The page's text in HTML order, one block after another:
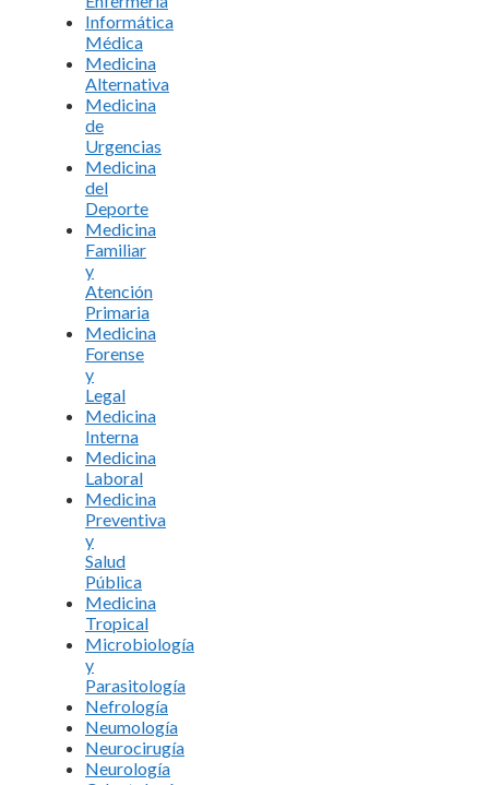
Informática
Médica
Medicina
Alternativa
Medicina
de
Urgencias
Medicina
del
Deporte
Medicina
Familiar
y
Atención
Primaria
Medicina
Forense
y
Legal
Medicina
Interna
Medicina
Laboral
Medicina
Preventiva
y
Salud
Pública
Medicina
Tropical
Microbiología
y
Parasitología
Nefrología
Neumología
Neurocirugía
Neurología